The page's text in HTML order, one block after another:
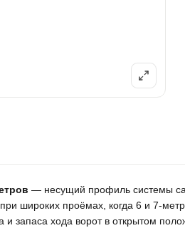
— несущий профиль системы
широких проёмах, когда 6 и 7-
запаса хода ворот в открытом